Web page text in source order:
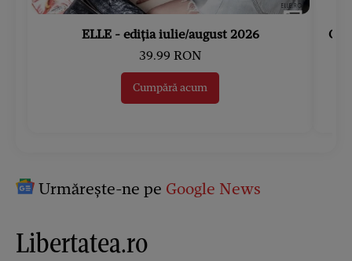
ELLE - ediția iulie/august 2026
39.99 RON
Cumpără acum
Urmărește-ne pe Google News
Libertatea.ro